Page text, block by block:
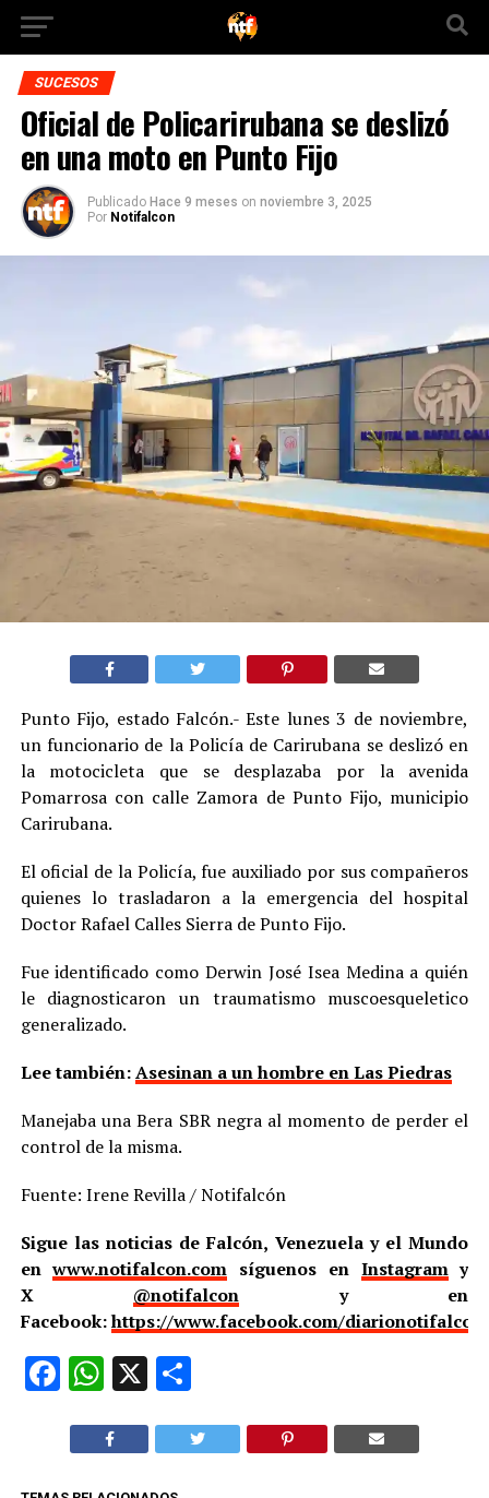
SUCESOS
Oficial de Policarirubana se deslizó
en una moto en Punto Fijo
Publicado Hace 9 meses on noviembre 3, 2025
Por Notifalcon
Punto Fijo, estado Falcón.- Este lunes 3 de noviembre,
un funcionario de la Policía de Carirubana se deslizó en
la motocicleta que se desplazaba por la avenida
Pomarrosa con calle Zamora de Punto Fijo, municipio
Carirubana.
El oficial de la Policía, fue auxiliado por sus compañeros
quienes lo trasladaron a la emergencia del hospital
Doctor Rafael Calles Sierra de Punto Fijo.
Fue identificado como Derwin José Isea Medina a quién
le diagnosticaron un traumatismo muscoesqueletico
generalizado.
Lee también:Asesinan a un hombre en Las Piedras
Manejaba una Bera SBR negra al momento de perder el
control de la misma.
Fuente: Irene Revilla / Notifalcón
Sigue las noticias de Falcón, Venezuela y el Mundo
enwww.notifalcon.com síguenos en Instagramy
X @notifalcon y en
Facebook:https://www.facebook.com/
Facebook
WhatsApp
X Compartir